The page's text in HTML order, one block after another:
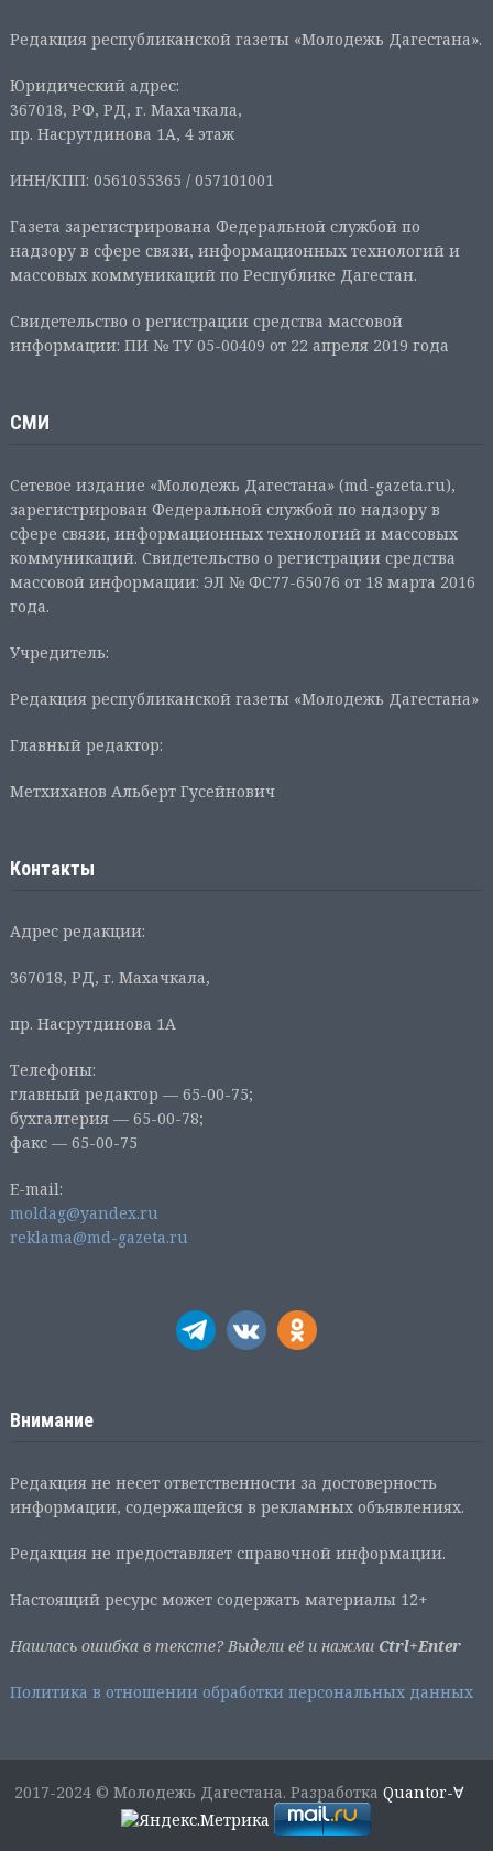
Редакция республиканской газеты «Молодежь Дагестана».
Юридический адрес:
367018, РФ, РД, г. Махачкала,
пр. Насрутдинова 1А, 4 этаж
ИНН/КПП: 0561055365 / 057101001
Газета зарегистрирована Федеральной службой по
надзору в сфере связи, информационных технологий и
массовых коммуникаций по Республике Дагестан.
Свидетельство о регистрации средства массовой
информации: ПИ № ТУ 05-00409 от 22 апреля 2019 года
СМИ
Сетевое издание «Молодежь Дагестана» (md-gazeta.ru),
зарегистрирован Федеральной службой по надзору в
сфере связи, информационных технологий и массовых
коммуникаций. Свидетельство о регистрации средства
массовой информации: ЭЛ № ФС77-65076 от 18 марта 2016
года.
Учредитель:
Редакция республиканской газеты «Молодежь Дагестана»
Главный редактор:
Метхиханов Альберт Гусейнович
Контакты
Адрес редакции:
367018, РД, г. Махачкала,
пр. Насрутдинова 1А
Телефоны:
главный редактор — 65-00-75;
бухгалтерия — 65-00-78;
факс — 65-00-75
E-mail:
moldag@yandex.ru
reklama@md-gazeta.ru
Внимание
Редакция не несет ответственности за достоверность
информации, содержащейся в рекламных объявлениях.
Редакция не предоставляет справочной информации.
Настоящий ресурс может содержать материалы 12+
Нашлась ошибка в тексте? Выдели её и нажми Ctrl+Enter
Политика в отношении обработки персональных данных
2017-2024 © Молодежь Дагестана. РазработкаQuantor-∀